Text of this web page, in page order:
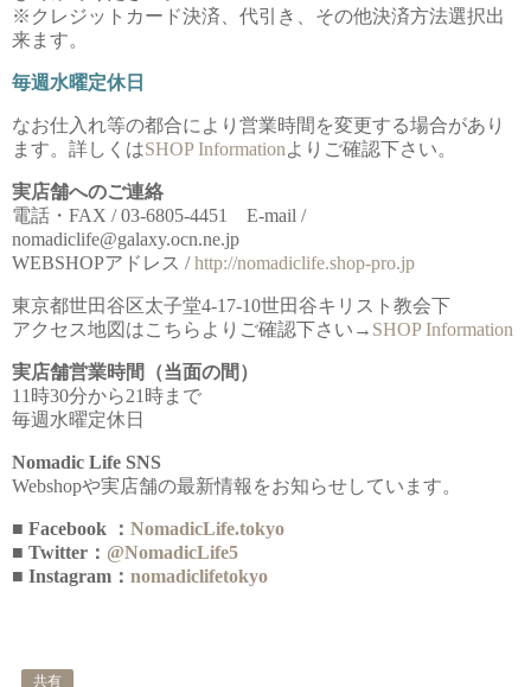
※クレジットカード決済、代引き、その他決済方法選択出
来ます。
毎週水曜定休日
なお仕入れ等の都合により営業時間を変更する場合があり
ます。詳しくはSHOP Informationよりご確認下さい。
実店舗へのご連絡
電話・FAX / 03-6805-4451 E-mail /
nomadiclife@galaxy.ocn.ne.jp
WEBSHOPアドレス /http://nomadiclife.shop-pro.jp
東京都世田谷区太子堂4-17-10世田谷キリスト教会下
アクセス地図はこちらよりご確認下さい→ SHOP Information
実店舗営業時間（当面の間）
11時30分から21時まで
毎週水曜定休日
Nomadic Life SNS
Webshopや実店舗の最新情報をお知らせしています。
■ Facebook ： NomadicLife.tokyo
■ Twitter： @NomadicLife5
■ Instagram： nomadiclifetokyo
共有